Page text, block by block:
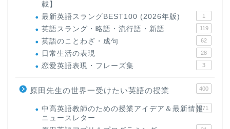
載】
最新英語スラングBEST100 (2026年版) 1
英語スラング・略語・流行語・新語 119
英語のことわざ・成句 62
日常生活の表現 28
恋愛英語表現・フレーズ集 3
原田先生の世界一受けたい英語の授業 400
中高英語教師のための授業アイデア＆最新情報
ニュースレター
171